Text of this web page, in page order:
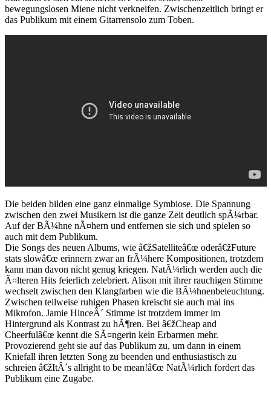
bewegungslosen Miene nicht verkneifen. Zwischenzeitlich bringt er
das Publikum mit einem Gitarrensolo zum Toben.
Die beiden bilden eine ganz einmalige Symbiose. Die Spannung
zwischen den zwei Musikern ist die ganze Zeit deutlich spÃ¼rbar.
Auf der BÃ¼hne nÃ¤hern und entfernen sie sich und spielen so
auch mit dem Publikum.
Die Songs des neuen Albums, wie â€žSatelliteâ€œ oderâ€žFuture
stats slowâ€œ erinnern zwar an frÃ¼here Kompositionen, trotzdem
kann man davon nicht genug kriegen. NatÃ¼rlich werden auch die
Ã¤lteren Hits feierlich zelebriert. Alison mit ihrer rauchigen Stimme
wechselt zwischen den Klangfarben wie die BÃ¼hnenbeleuchtung.
Zwischen teilweise ruhigen Phasen kreischt sie auch mal ins
Mikrofon. Jamie HinceÂ´ Stimme ist trotzdem immer im
Hintergrund als Kontrast zu hÃ¶ren. Bei â€žCheap and
Cheerfulâ€œ kennt die SÃ¤ngerin kein Erbarmen mehr.
Provozierend geht sie auf das Publikum zu, um dann in einem
Kniefall ihren letzten Song zu beenden und enthusiastisch zu
schreien â€žItÂ´s allright to be mean!â€œ NatÃ¼rlich fordert das
Publikum eine Zugabe.